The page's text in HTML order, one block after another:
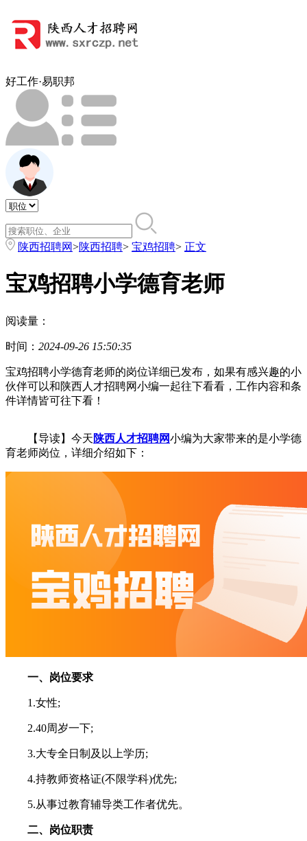
好工作·易职邦
陕西招聘网>陕西招聘> 宝鸡招聘> 正文
宝鸡招聘小学德育老师
阅读量：
时间： 2024-09-26 15:50:35
宝鸡招聘小学德育老师的岗位详细已发布，如果有感兴趣的小
伙伴可以和陕西人才招聘网小编一起往下看看，工作内容和条
件详情皆可往下看！
【导读】今天陕西人才招聘网小编为大家带来的是小学德
育老师岗位，详细介绍如下：
一、岗位要求
1.女性;
2.40周岁一下;
3.大专全日制及以上学历;
4.持教师资格证(不限学科)优先;
5.从事过教育辅导类工作者优先。
二、岗位职责